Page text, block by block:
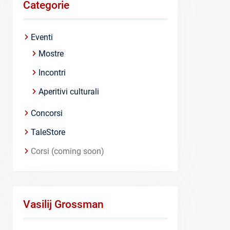
Categorie
Eventi
Mostre
Incontri
Aperitivi culturali
Concorsi
TaleStore
Corsi (coming soon)
Vasilij Grossman